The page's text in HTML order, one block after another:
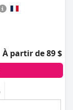
À partir de 89 $